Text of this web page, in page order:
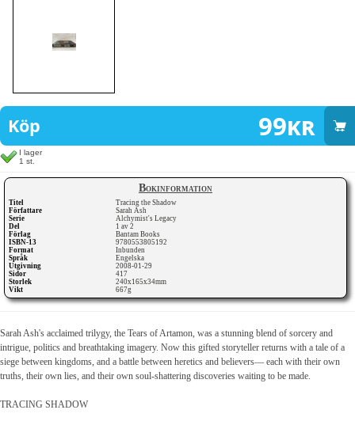
Bokinformation
Titel
Tracing the Shadow
Författare
Sarah Ash
Serie
Alchymist's Legacy
Del
1 av 2
Förlag
Bantam Books
ISBN-13
9780553805192
Format
Inbunden
Språk
Engelska
Utgivning
2008-01-29
Sidor
417
Storlek
240x165x34mm
Vikt
667g
Köp 99kr
I lager
1 st.
Sarah Ash's acclaimed trilygy, the Tears of Artamon, was a stunning blend of sorcery and
intrigue, politics and breathtaking imagery. Now this gifted storyteller returns with a tale of a
siege between kingdoms, and a battle between heretics and believers— each with their own
truths, their own lies, and their own soul-shattering discoveries waiting to be made.
TRACING SHADOW